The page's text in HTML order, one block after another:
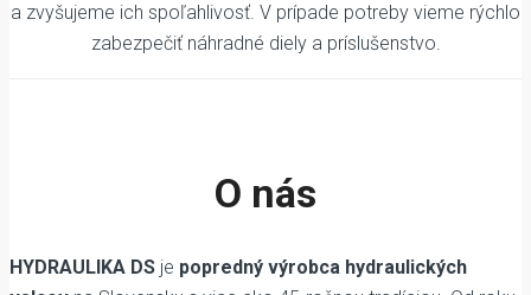
a zvyšujeme ich spoľahlivosť. V prípade potreby vieme rýchlo
zabezpečiť náhradné diely a príslušenstvo.
O nás
HYDRAULIKA DS je popredný výrobca hydraulických